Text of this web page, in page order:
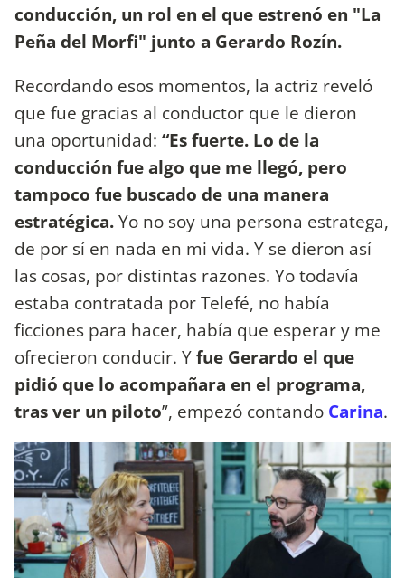
conducción, un rol en el que estrenó en "La
Peña del Morfi" junto a Gerardo Rozín.
Recordando esos momentos, la actriz reveló
que fue gracias al conductor que le dieron
una oportunidad: “Es fuerte. Lo de la
conducción fue algo que me llegó, pero
tampoco fue buscado de una manera
estratégica.Yo no soy una persona estratega,
de por sí en nada en mi vida. Y se dieron así
las cosas, por distintas razones. Yo todavía
estaba contratada por Telefé, no había
ficciones para hacer, había que esperar y me
ofrecieron conducir. Yfue Gerardo el que
pidió que lo acompañara en el programa,
tras ver un piloto”, empezó contando Carina.